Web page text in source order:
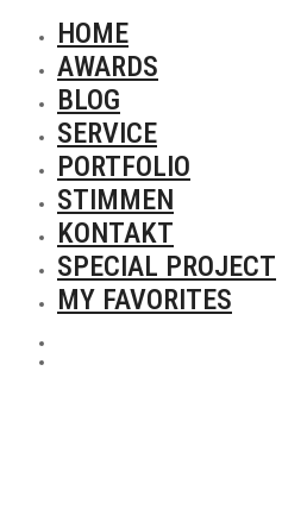
HOME
AWARDS
BLOG
SERVICE
PORTFOLIO
STIMMEN
KONTAKT
SPECIAL PROJECT
MY FAVORITES